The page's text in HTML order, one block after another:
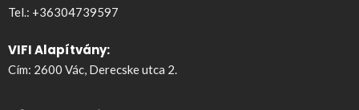
Tel.: +36304739597
VIFI Alapítvány:
Cím: 2600 Vác, Derecske utca 2.